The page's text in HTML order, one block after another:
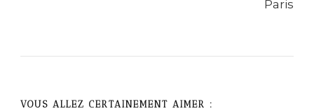
a
t
VOUS ALLEZ CERTAINEMENT AIMER :